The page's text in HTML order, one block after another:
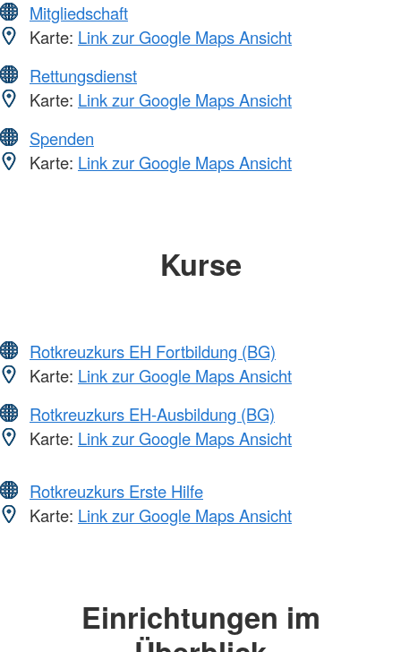
Mitgliedschaft
Karte: Link zur Google Maps Ansicht
Rettungsdienst
Karte: Link zur Google Maps Ansicht
Spenden
Karte: Link zur Google Maps Ansicht
Kurse
Rotkreuzkurs EH Fortbildung (BG)
Karte: Link zur Google Maps Ansicht
Rotkreuzkurs EH-Ausbildung (BG)
Karte: Link zur Google Maps Ansicht
Rotkreuzkurs Erste Hilfe
Karte: Link zur Google Maps Ansicht
Einrichtungen im